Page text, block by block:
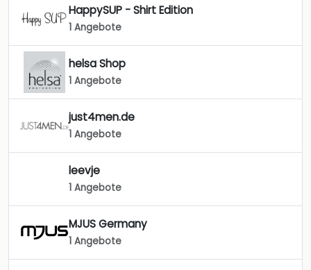
HappySUP - Shirt Edition
1 Angebote
helsa Shop
1 Angebote
just4men.de
1 Angebote
leevje
1 Angebote
MJUS Germany
1 Angebote